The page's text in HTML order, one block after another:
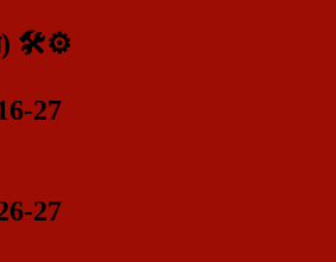
🛠️⚙️
27
27